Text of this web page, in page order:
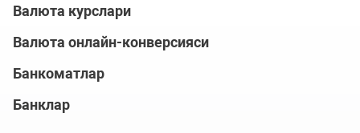
Валюта курслари
Валюта онлайн-конверсияси
Банкоматлар
Банклар